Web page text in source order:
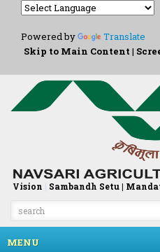
Powered by
Translate
Skip to Main Content |
Vision | Sambandh Setu |
MENU